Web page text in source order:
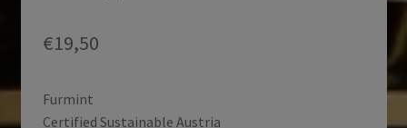
€19,50
Furmint
Certified Sustainable Austria